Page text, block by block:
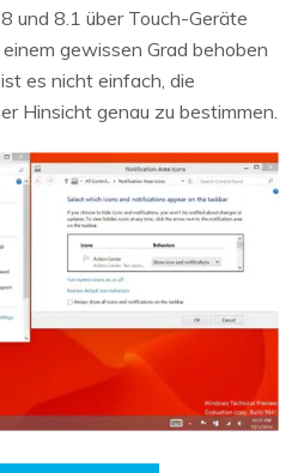
und 8.1 über Touch-Geräte
gewissen Grad behoben
es nicht einfach, die
Hinsicht genau zu bestimmen.